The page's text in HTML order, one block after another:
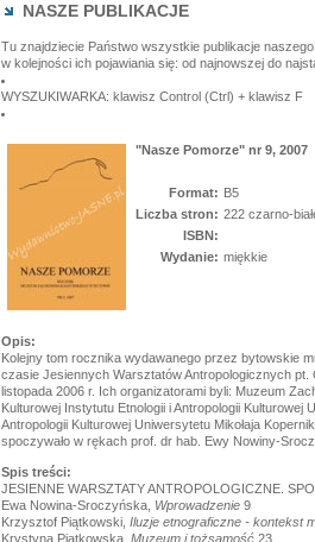
NASZE PUBLIKACJE
Tu znajdziecie Państwo wszystkie publikacje
w kolejności ich pojawiania się: od najnowszej do
WYSZUKIWARKA: klawisz Control (Ctrl) + klawisz F
"Nasze Pomorze" nr 9, 2007
Format: B5
Liczba stron: 222 czarno-
ISBN:
Wydanie: miękkie
Opis:
Kolejny tom rocznika wydawanego przez bytowskie
czasie Jesiennych Warsztatów Antropologicznych pt.
listopada 2006 r. Ich organizatorami byli: Muzeum
Kulturowej Instytutu Etnologii i Antropologii Kulturowej
Antropologii Kulturowej Uniwersytetu Mikołaja
spoczywało w rękach prof. dr hab. Ewy Nowiny-
Spis treści:
JESIENNE WARSZTATY ANTROPOLOGICZNE.
Ewa Nowina-Sroczyńska, Wprowadzenie9
Krzysztof Piątkowski, Iluzje etnograficzne - kontekst
Krystyna Piątkowska, Muzeum i tożsamość23